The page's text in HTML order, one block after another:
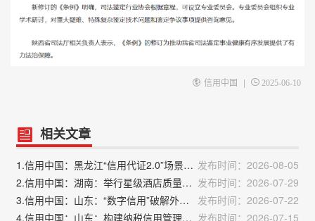
信用中国 | 2025-06-10
相关文章
1.信用中国：黑龙江“信用代证2.0”场景再拓展 融合赋能公证服务 发布时间：2026-08-05
2.信用中国：湖南：举行星级酒店质量信用推进会 发布时间：2026-07-29
3.信用中国：山东：“数字信用”破解外贸企业融资难
发布时间：2026-07-22
4.信用中国：山东：构建纳税信用管理全链条闭环 发布时间：2026-07-15